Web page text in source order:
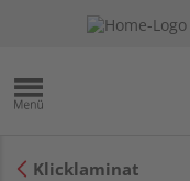
Klicklaminat